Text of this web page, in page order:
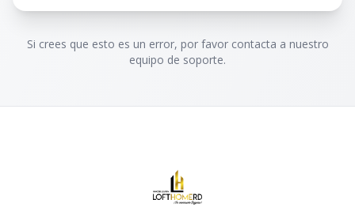
Si crees que esto es un error, por favor contacta a nuestro
equipo de soporte.